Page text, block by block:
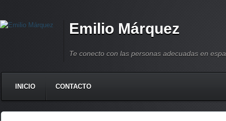
Emilio Márquez
Te conecto con las personas adecuadas en
INICIO CONTACTO